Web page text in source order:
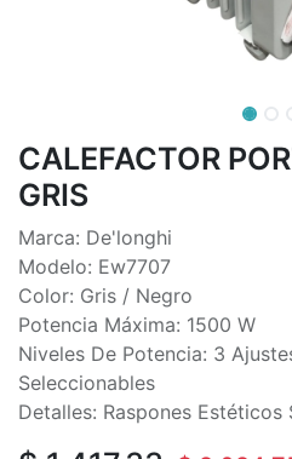
CALEFACTOR
GRIS
Marca: De'longhi
Modelo: Ew7707
Color: Gris / Negro
Potencia Máxima: 1500 W
Niveles De Potencia: 3
Seleccionables
Detalles: Raspones Estéticos